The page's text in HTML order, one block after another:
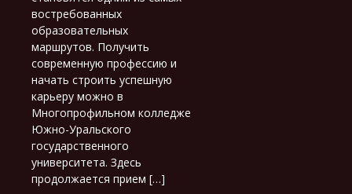
востребованных
образовательных
маршрутов. Получить
современную профессию и
начать строить успешную
карьеру можно в
Многопрофильном колледже
Южно-Уральского
государственного
университета. Здесь
продолжается прием […]